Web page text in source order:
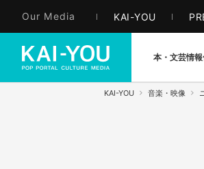
Our Media KAI-YOU
本・文芸情
KAI-YOU 音楽・映像